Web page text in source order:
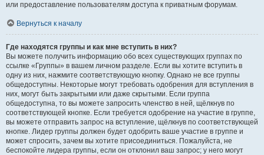
или предоставление пользователям доступа к приватным форумам.
Вернуться к началу
Где находятся группы и как мне вступить в них?
Вы можете получить информацию обо всех существующих группах по
ссылке «Группы» в вашем личном разделе. Если вы хотите вступить в
одну из них, нажмите соответствующую кнопку. Однако не все группы
общедоступны. Некоторые могут требовать одобрения для вступления в
них, могут быть закрытыми или даже скрытыми. Если группа
общедоступна, то вы можете запросить членство в ней, щёлкнув по
соответствующей кнопке. Если требуется одобрение на участие в группе,
вы можете отправить запрос на вступление, щёлкнув по соответствующей
кнопке. Лидер группы должен будет одобрить ваше участие в группе и
может спросить, зачем вы хотите присоединиться. Пожалуйста, не
беспокойте лидера группы, если он отклонил ваш запрос; у него могут